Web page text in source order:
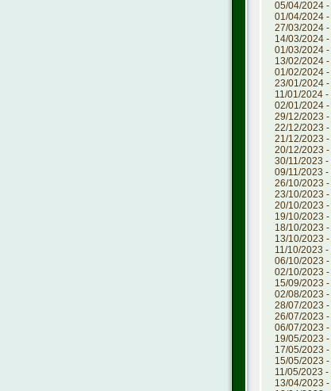
05/04/2024 -
01/04/2024 -
27/03/2024 -
14/03/2024 -
01/03/2024 -
13/02/2024 -
01/02/2024 -
23/01/2024 -
11/01/2024 -
02/01/2024 -
29/12/2023 -
22/12/2023 -
21/12/2023 -
20/12/2023 -
30/11/2023 -
09/11/2023 -
26/10/2023 -
23/10/2023 -
20/10/2023 -
19/10/2023 -
18/10/2023 -
13/10/2023 -
11/10/2023 -
06/10/2023 -
02/10/2023 -
15/09/2023 -
02/08/2023 -
28/07/2023 -
26/07/2023 -
06/07/2023 -
19/05/2023 -
17/05/2023 -
15/05/2023 -
11/05/2023 -
13/04/2023 -